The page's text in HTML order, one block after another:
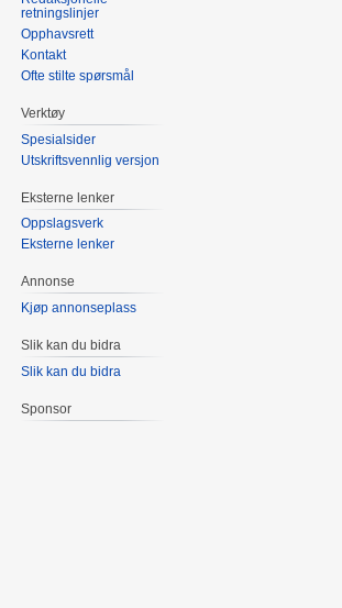
retningslinjer
Opphavsrett
Kontakt
Ofte stilte spørsmål
Verktøy
Spesialsider
Utskriftsvennlig versjon
Eksterne lenker
Oppslagsverk
Eksterne lenker
Annonse
Kjøp annonseplass
Slik kan du bidra
Slik kan du bidra
Sponsor